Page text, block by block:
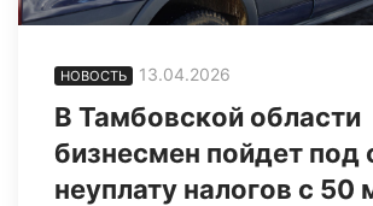
НОВОСТЬ 13.04.2026
В Тамбовской области
бизнесмен пойдет под
неуплату налогов с 50